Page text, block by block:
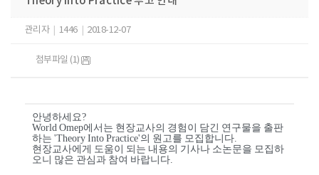
관리자 1446 2018-12-07
첨부파일 (1)
안녕하세요?
World Omep에서는 현장교사의 경험이 담긴 연구물을 출판
하는 'Theory Into Practice'의 원고를 모집합니다.
현장교사에게 도움이 되는 내용의 기사나 소논문을 모집하
오니 많은 관심과 참여 바랍니다.